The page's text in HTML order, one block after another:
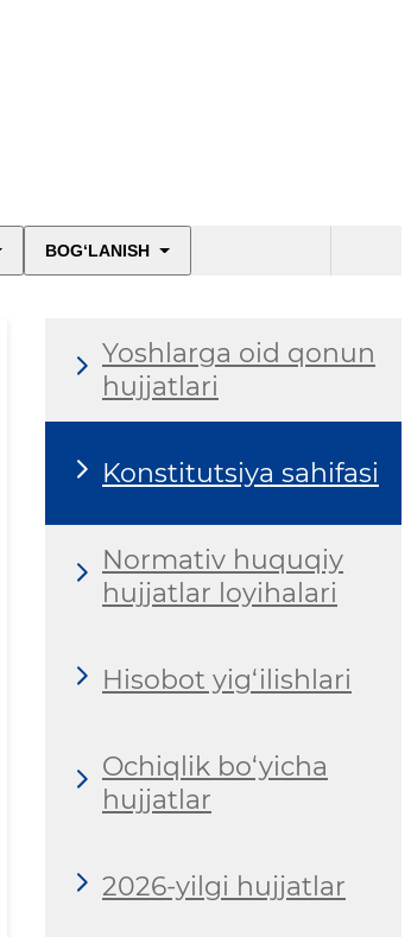
BOG‘LANISH
Yoshlarga oid qonun
hujjatlari
Konstitutsiya sahifasi
Normativ huquqiy
hujjatlar loyihalari
Hisobot yig‘ilishlari
Ochiqlik bo‘yicha
hujjatlar
2026-yilgi hujjatlar